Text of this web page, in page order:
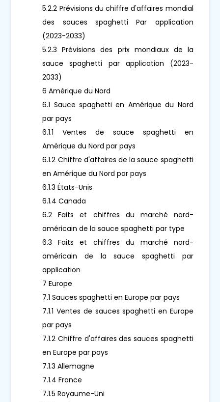
5.2.2 Prévisions du chiffre d'affaires mondial
des sauces spaghetti Par application
(2023-2033)
5.2.3 Prévisions des prix mondiaux de la
sauce spaghetti par application (2023-
2033)
6 Amérique du Nord
6.1 Sauce spaghetti en Amérique du Nord
par pays
6.1.1 Ventes de sauce spaghetti en
Amérique du Nord par pays
6.1.2 Chiffre d'affaires de la sauce spaghetti
en Amérique du Nord par pays
6.1.3 États-Unis
6.1.4 Canada
6.2 Faits et chiffres du marché nord-
américain de la sauce spaghetti par type
6.3 Faits et chiffres du marché nord-
américain de la sauce spaghetti par
application
7 Europe
7.1 Sauces spaghetti en Europe par pays
7.1.1 Ventes de sauces spaghetti en Europe
par pays
7.1.2 Chiffre d'affaires des sauces spaghetti
en Europe par pays
7.1.3 Allemagne
7.1.4 France
7.1.5 Royaume-Uni